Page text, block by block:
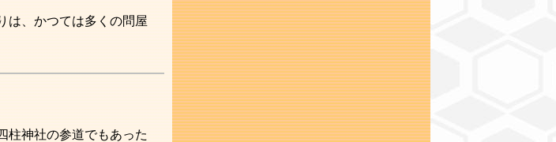
は、かつては多くの問屋
柱神社の参道でもあった